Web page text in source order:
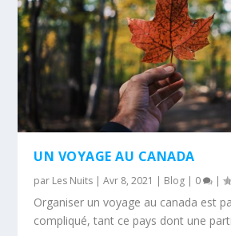
UN VOYAGE AU CANADA
par Les Nuits |Avr 8, 2021 | Blog | 0 |
Organiser un voyage au canada est
compliqué, tant ce pays dont une